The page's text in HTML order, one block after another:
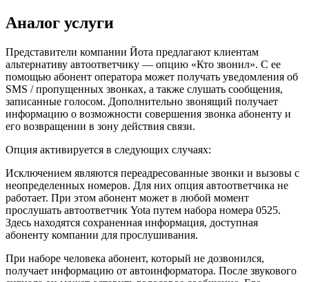
Аналог услуги
Представители компании Йота предлагают клиентам
альтернативу автоответчику — опцию «Кто звонил». С ее
помощью абонент оператора может получать уведомления об
SMS / пропущенных звонках, а также слушать сообщения,
записанные голосом. Дополнительно звонящий получает
информацию о возможности совершения звонка абоненту и
его возвращении в зону действия связи.
Опция активируется в следующих случаях:
Исключением являются переадресованные звонки и вызовы с
неопределенных номеров. Для них опция автоответчика не
работает. При этом абонент может в любой момент
прослушать автоответчик Yota путем набора номера 0525.
Здесь находятся сохраненная информация, доступная
абоненту компании для прослушивания.
При наборе человека абонент, который не дозвонился,
получает информацию от автоинформатора. После звукового